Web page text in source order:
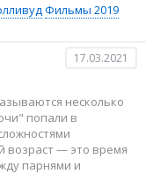
Фильмы 2019
17.03.2021
несколько
попали в
возраст — это время
парнями и